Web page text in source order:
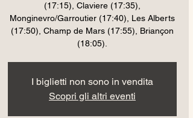
(17:15), Claviere (17:35),
Monginevro/Garroutier (17:40), Les Alberts
(17:50), Champ de Mars (17:55), Briançon
(18:05).
I biglietti non sono in vendita
Scopri gli altri eventi